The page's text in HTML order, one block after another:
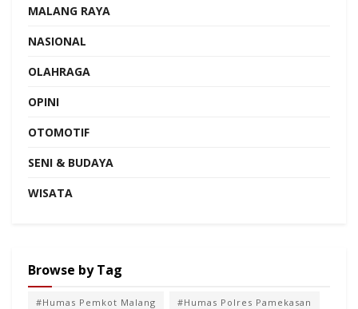
MALANG RAYA
NASIONAL
OLAHRAGA
OPINI
OTOMOTIF
SENI & BUDAYA
WISATA
Browse by Tag
#Humas Pemkot Malang #Humas Polres Pamekasan